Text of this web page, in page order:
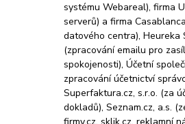
systému Webareal), firma
serverů) a firma
datového centra), Heureka
(zpracování emailu pro
spokojenosti), Účetní
zpracování účetnictví
Superfaktura.cz, s.r.o. (za
dokladů), Seznam.cz, a.s.